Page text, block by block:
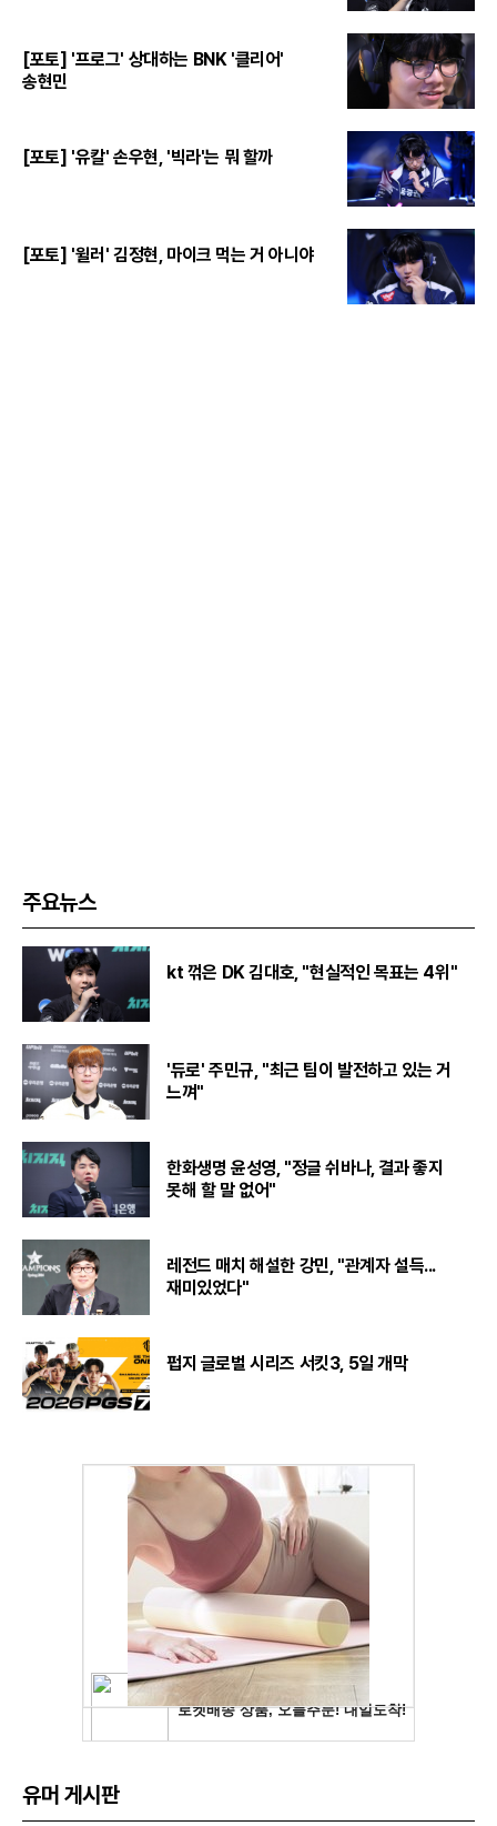
[포토] '프로그' 상대하는 BNK '클리어'
송현민
[포토] '유칼' 손우현, '빅라'는 뭐 할까
[포토] '윌러' 김정현, 마이크 먹는 거 아니야
주요뉴스
kt 꺾은 DK 김대호, "현실적인 목표는 4위"
'듀로' 주민규, "최근 팀이 발전하고 있는 거
느껴"
한화생명 윤성영, "정글 쉬바나, 결과 좋지
못해 할 말 없어"
레전드 매치 해설한 강민, "관계자 설득...
재미있었다"
펍지 글로벌 시리즈 서킷3, 5일 개막
유머 게시판